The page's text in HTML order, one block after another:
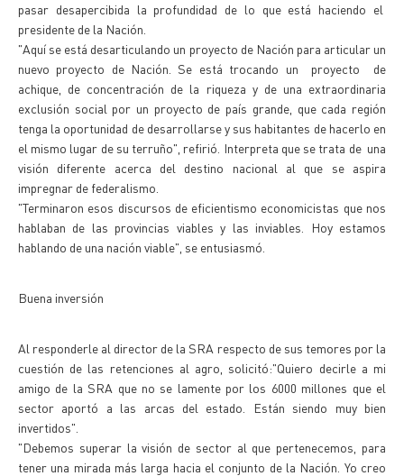
pasar desapercibida la profundidad de lo que está haciendo el
presidente de la Nación.
"Aquí se está desarticulando un proyecto de Nación para articular un
nuevo proyecto de Nación. Se está trocando un proyecto de
achique, de concentración de la riqueza y de una extraordinaria
exclusión social por un proyecto de país grande, que cada región
tenga la oportunidad de desarrollarse y sus habitantes de hacerlo en
el mismo lugar de su terruño", refirió. Interpreta que se trata de una
visión diferente acerca del destino nacional al que se aspira
impregnar de federalismo.
"Terminaron esos discursos de eficientismo economicistas que nos
hablaban de las provincias viables y las inviables. Hoy estamos
hablando de una nación viable", se entusiasmó.
Buena inversión
Al responderle al director de la SRA respecto de sus temores por la
cuestión de las retenciones al agro, solicitó:"Quiero decirle a mi
amigo de la SRA que no se lamente por los 6000 millones que el
sector aportó a las arcas del estado. Están siendo muy bien
invertidos".
"Debemos superar la visión de sector al que pertenecemos, para
tener una mirada más larga hacia el conjunto de la Nación. Yo creo